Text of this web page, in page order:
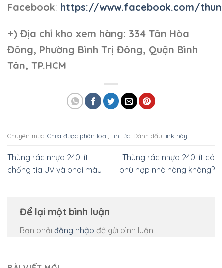
Facebook: https://www.facebook.com/
+) Địa chỉ kho xem hàng: 334 Tân Hòa
Đông, Phường Bình Trị Đông, Quận Bình
Tân, TP.HCM
Chuyên mục: Chưa được phân loại Tin tức . Đánh dấu link này
Thùng rác nhựa 240 lít
chống tia UV và phai màu
Thùng rác nhựa 240 lít có
phù hợp nhà hàng không?
Để lại một bình luận
Bạn phải đăng nhập để gửi bình luận.